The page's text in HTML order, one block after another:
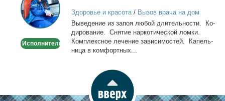
из
запоя.
Капельница,
Исполнитель
Здоровье и красота/ Вызов врача на дом
Вы­ве­де­ние из за­поя лю­бой дли­тель­но­сти. Ко­
ди­ро­ва­ние. Сня­тие нар­ко­ти­че­ской лом­ки.
Ком­плекс­ное ле­че­ние за­ви­си­мо­стей. Ка­пель­
ни­ца в ком­форт­ных...